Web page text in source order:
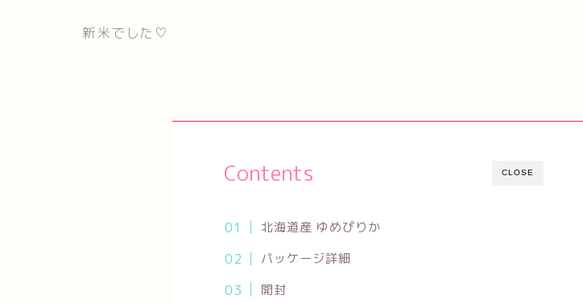
新米でした♡
CLOSE
Contents
北海道産 ゆめぴりか
パッケージ詳細
開封